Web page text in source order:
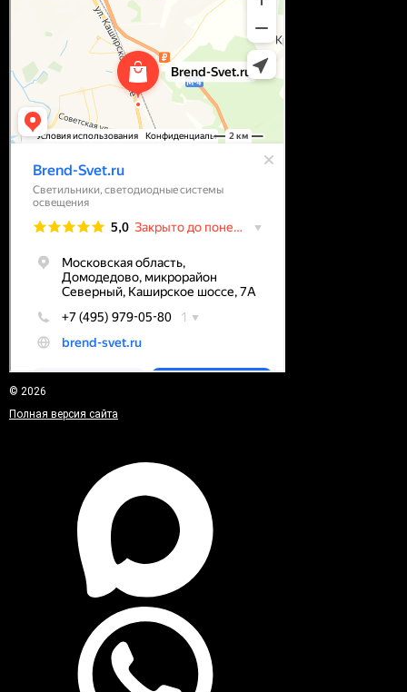
© 2026
Полная версия сайта